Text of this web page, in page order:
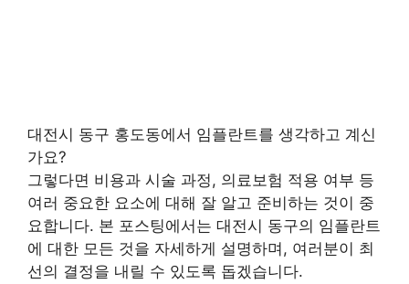
대전시 동구 홍도동에서 임플란트를 생각하고 계신
가요?
그렇다면 비용과 시술 과정, 의료보험 적용 여부 등
여러 중요한 요소에 대해 잘 알고 준비하는 것이 중
요합니다. 본 포스팅에서는 대전시 동구의 임플란트
에 대한 모든 것을 자세하게 설명하며, 여러분이 최
선의 결정을 내릴 수 있도록 돕겠습니다.